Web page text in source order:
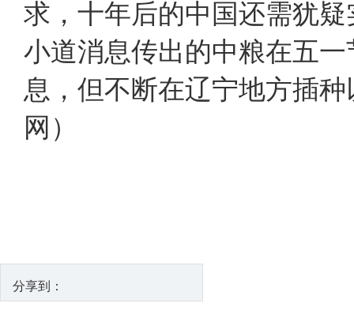
求，十年后的中国还需犹
小道消息传出的中粮在五
息，但不断在辽宁地方插
网）
分享到：